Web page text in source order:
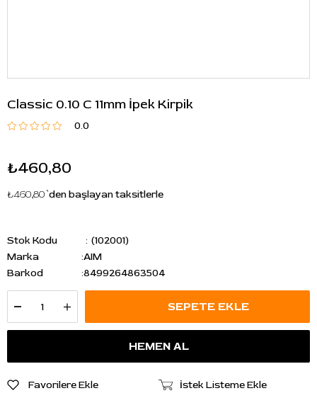
Classic 0.10 C 11mm İpek Kirpik
0.0
₺460,80
₺460,80`den başlayan taksitlerle
Stok Kodu
(102001)
Marka
:AIM
Barkod
:8499264863504
Favorilere Ekle
İstek Listeme Ekle